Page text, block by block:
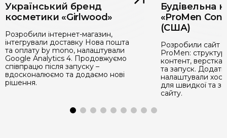
Український бренд
косметики «Girlwood»
Розробили інтернет-магазин,
інтегрували доставку Нова пошта
та оплату by mono, налаштували
Google Analytics 4. Продовжуємо
співпрацю після запуску –
вдосконалюємо та додаємо нові
рішення.
Будівельна
«ProMen
(США)
Розробили сайт
ProMen:
контент,
та запуск.
налаштували
для швидкої та
сайту.